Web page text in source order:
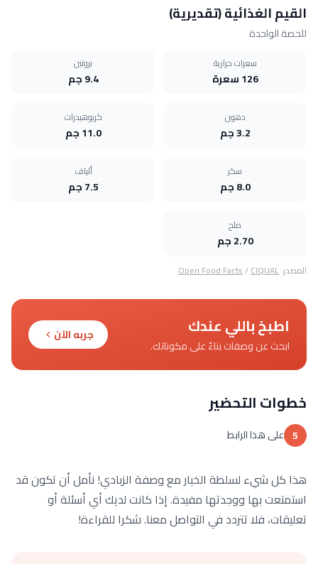
القيم الغذائية (تقديرية)
للحصة الواحدة
سعرات حرارية
126 سعرة
بروتين
9.4 جم
دهون
3.2 جم
كربوهيدرات
11.0 جم
سكر
8.0 جم
ألياف
7.5 جم
ملح
2.70 جم
المصدر: Open Food Facts/CIQUAL
اطبخ باللي عندك
ابحث عن وصفات بناءً على مكوناتك.
جربه الآن
خطوات التحضير
5 على هذا الرابط
هذا كل شيء لسلطة الخيار مع وصفة الزبادي! نأمل أن تكون قد
استمتعت بها ووجدتها مفيدة. إذا كانت لديك أي أسئلة أو
تعليقات، فلا تتردد في التواصل معنا. شكرا للقراءة!